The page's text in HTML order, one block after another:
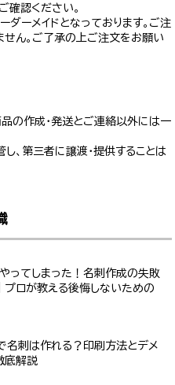
確認ください。
ーメイドとなっております。ご注
せん。ご了承の上ご注文をお願い
の作成・発送とご連絡以外には一
、第三者に譲渡・提供することは
やってしまった！名刺作成の失敗
ロが教える後悔しないための
名刺は作れる？印刷方法とデメ
底解説